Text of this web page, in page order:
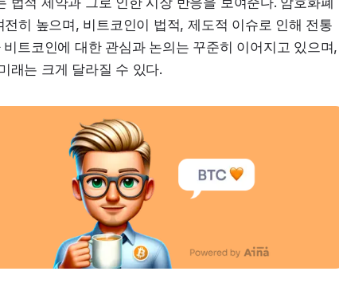
히 높으며, 비트코인이 법적, 제도적 이슈로 인해 전통
트코인에 대한 관심과 논의는 꾸준히 이어지고 있으며,
래는 크게 달라질 수 있다.